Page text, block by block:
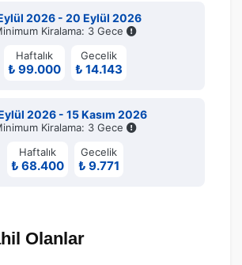
2026 - 20 Eylül 2026
Kiralama: 3 Gece
Haftalık
₺ 99.000
Gecelik
₺ 14.143
2026 - 15 Kasım 2026
Kiralama: 3 Gece
Haftalık
₺ 68.400
Gecelik
₺ 9.771
Olanlar